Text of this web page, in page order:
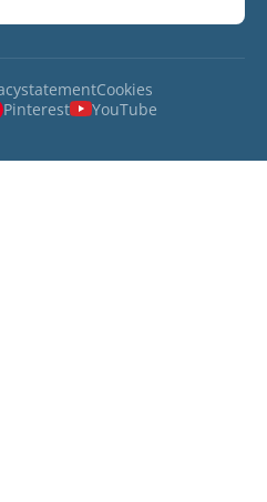
Cookies
Pinterest
YouTube